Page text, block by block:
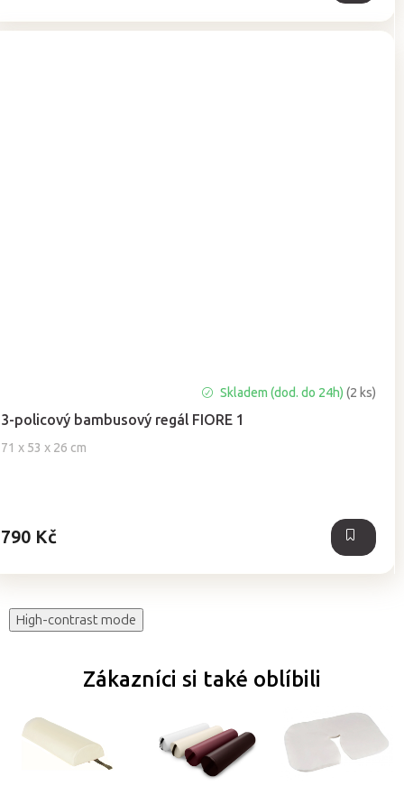
3-policový bambusový regál FIORE 1
71 x 53 x 26 cm
hodnocení
produktu
je
Skladem (dod. do 24h)(2 ks)
790 Kč
High-contrast mode
Zákazníci si také oblíbili